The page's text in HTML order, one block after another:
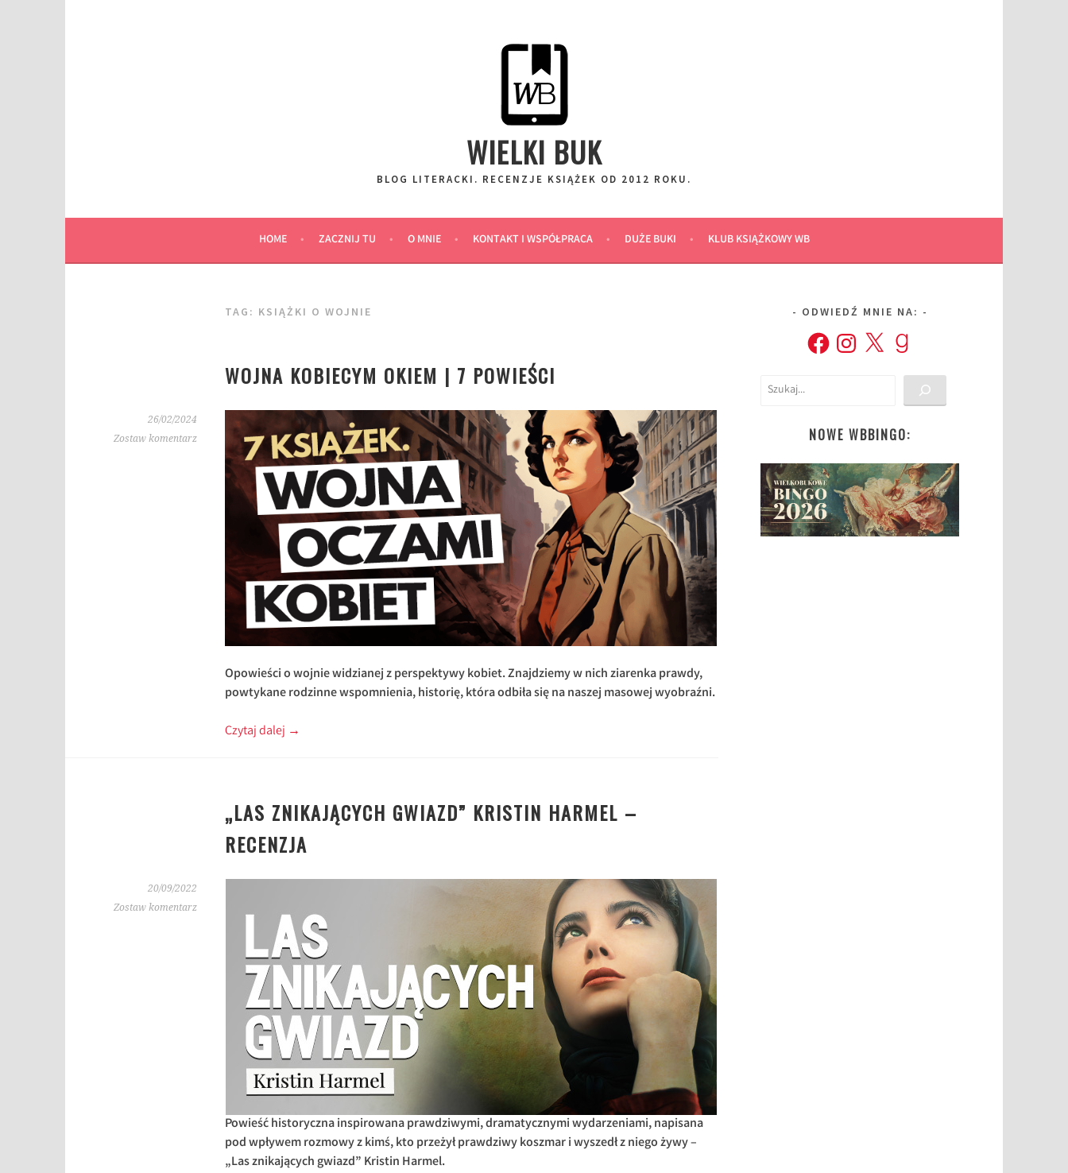
WIELKI BUK
BLOG LITERACKI. RECENZJE KSIĄŻEK OD 2012 ROKU.
HOME ZACZNIJ TU O MNIE KONTAKT I WSPÓŁPRACA DUŻE BUKI KLUB KSIĄŻKOWY WB
TAG: KSIĄŻKI O WOJNIE
WOJNA KOBIECYM OKIEM | 7 POWIEŚCI
26/02/2024
Zostaw komentarz
Opowieści o wojnie widzianej z perspektywy kobiet. Znajdziemy w nich ziarenka prawdy,
powtykane rodzinne wspomnienia, historię, która odbiła się na naszej masowej wyobraźni.
Czytaj dalej →
„LAS ZNIKAJĄCYCH GWIAZD” KRISTIN HARMEL –
RECENZJA
20/09/2022
Zostaw komentarz
Powieść historyczna inspirowana prawdziwymi, dramatycznymi wydarzeniami, napisana
pod wpływem rozmowy z kimś, kto przeżył prawdziwy koszmar i wyszedł z niego żywy –
„Las znikających gwiazd” Kristin Harmel.
ODWIEDŹ MNIE NA:
FacebookInstagram
X Goodreads
Szukaj
NOWE WBBINGO: